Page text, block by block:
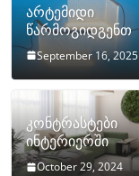
არტემიდი
წარმოგიდგენთ
September 16, 2025
კონტრასტები
ინტერიერში
October 29, 2024